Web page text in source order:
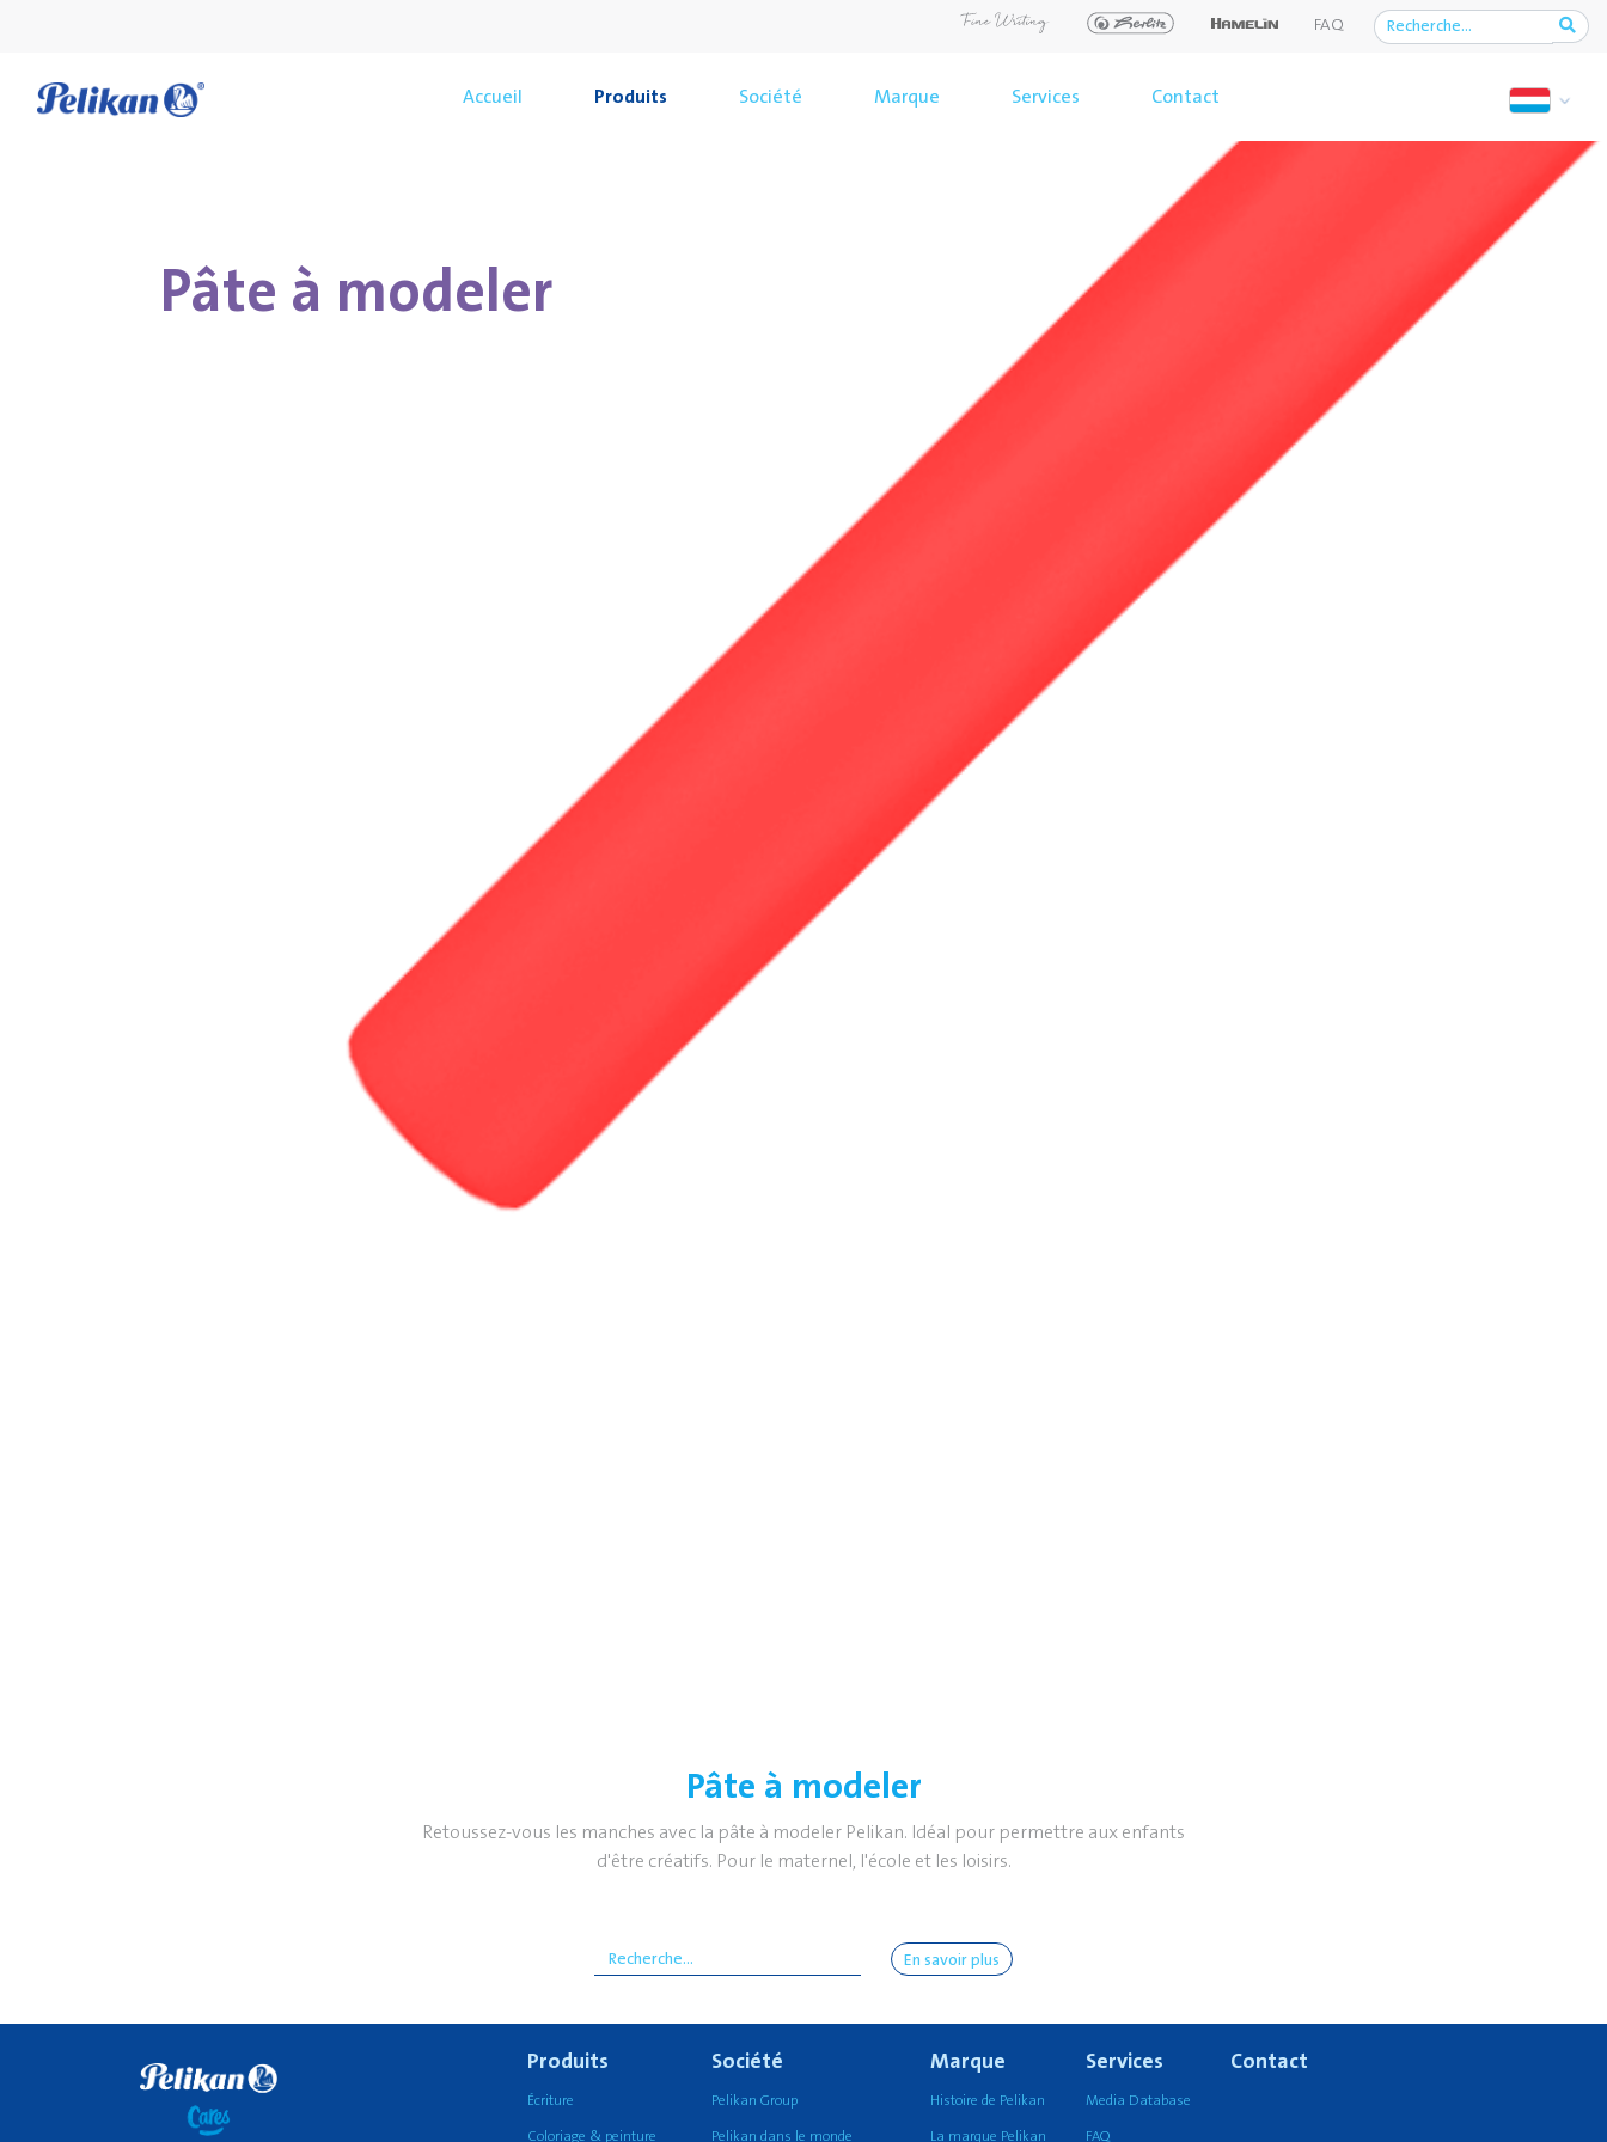
FAQ
Accueil Produits Société Marque Services Contact
Pâte à modeler
Pâte à modeler
Retoussez-vous les manches avec la pâte à modeler Pelikan. Idéal pour permettre aux enfants
d'être créatifs. Pour le maternel, l'école et les loisirs.
En savoir plus
Produits
Écriture
Coloriage & peinture
Société
Pelikan Group
Pelikan dans le monde
Marque
Histoire de Pelikan
La marque Pelikan
Services
Media Database
FAQ
Contact